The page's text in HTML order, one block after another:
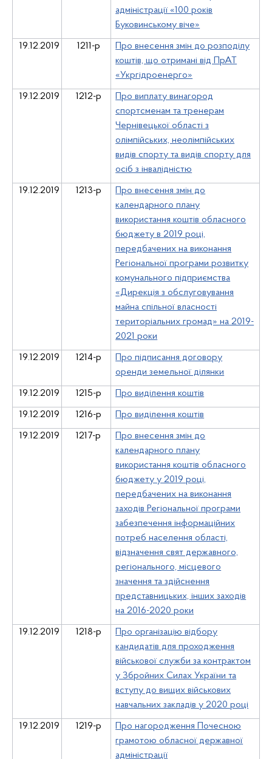
адміністрації «100 років
Буковинському віче»
19.12.2019 1211-р
Про внесення змін до розподілу
коштів, що отримані від ПрАТ
«Укргідроенерго»
19.12.2019 1212-р
Про виплату винагород
спортсменам та тренерам
Чернівецької області з
олімпійських, неолімпійських
видів спорту та видів спорту для
осіб з інвалідністю
19.12.2019 1213-р
Про внесення змін до
календарного плану
використання коштів обласного
бюджету в 2019 році,
передбачених на виконання
Регіональної програми розвитку
комунального підприємства
«Дирекція з обслуговування
майна спільної власності
територіальних громад» на 2019-
2021 роки
19.12.2019 1214-р
Про підписання договору
оренди земельної ділянки
19.12.2019 1215-р Про виділення коштів
19.12.2019 1216-р Про виділення коштів
19.12.2019 1217-р
Про внесення змін до
календарного плану
використання коштів обласного
бюджету у 2019 році,
передбачених на виконання
заходів Регіональної програми
забезпечення інформаційних
потреб населення області,
відзначення свят державного,
регіонального, місцевого
значення та здійснення
представницьких, інших заходів
на 2016-2020 роки
19.12.2019 1218-р
Про організацію відбору
кандидатів для проходження
військової служби за контрактом
у Збройних Силах України та
вступу до вищих військових
навчальних закладів у 2020 році
19.12.2019 1219-р
Про нагородження Почесною
грамотою обласної державної
адміністрації